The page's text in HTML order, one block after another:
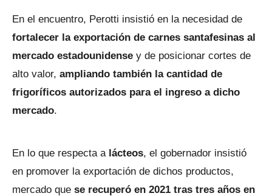
En el encuentro, Perotti insistió en la necesidad de
fortalecer la exportación de carnes santafesinas al
mercado estadounidense y de posicionar cortes de
alto valor, ampliando también la cantidad de
frigoríficos autorizados para el ingreso a dicho
mercado.
En lo que respecta a lácteos, el gobernador insistió
en promover la exportación de dichos productos,
mercado que se recuperó en 2021 tras tres años en